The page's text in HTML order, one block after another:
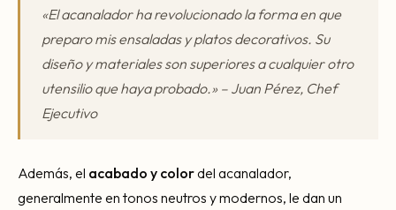
«El acanalador ha revolucionado la forma en que
preparo mis ensaladas y platos decorativos. Su
diseño y materiales son superiores a cualquier otro
utensilio que haya probado.» – Juan Pérez, Chef
Ejecutivo
Además, el acabado y colordel acanalador,
generalmente en tonos neutros y modernos, le dan un